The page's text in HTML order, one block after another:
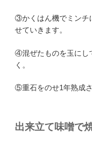
③かくはん機でミンチ
せていきます。
④混ぜたものを玉にし
く。
⑤重石をのせ1年熟成
出来立て味噌で